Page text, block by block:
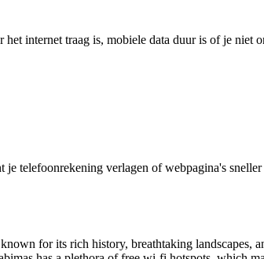
internet traag is, mobiele data duur is of je
telefoonrekening verlagen of webpagina's
for its rich history, breathtaking landscapes,